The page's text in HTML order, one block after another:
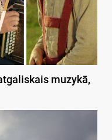
muzykā,